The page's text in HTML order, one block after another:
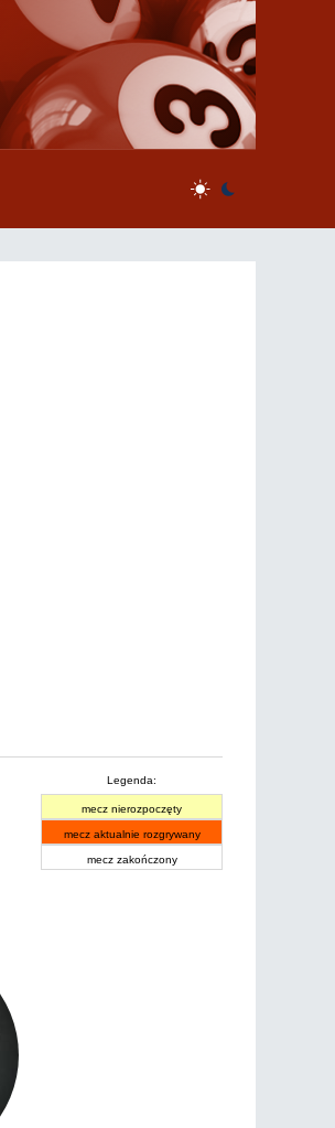
Legenda:
mecz nierozpoczęty
mecz aktualnie rozgrywany
mecz zakończony